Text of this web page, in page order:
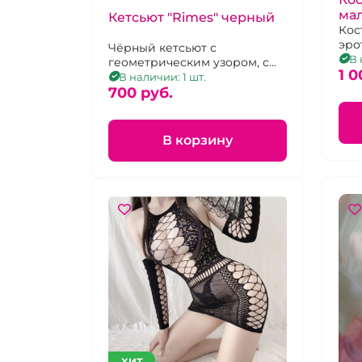
Кетсьют "Rimes" черный
Чёрный кетсьют с
геометрическим узором, с
доступом, one size
В наличии: 1 шт.
700 pуб.
В корзину
В
1